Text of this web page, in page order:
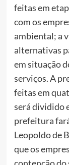
feitas em
com os
ambiental; a
alternativas
em situação
serviços. A
feitas em
será dividido
prefeitura
Leopoldo de
que os